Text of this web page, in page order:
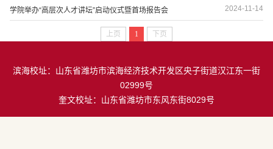
2024-11-14
学院举办“高层次人才讲坛”启动仪式暨首场报告会
上页 1 下页
滨海校址：山东省潍坊市滨海经济技术开发区央子街道汉江东一街
02999号
奎文校址：山东省潍坊市东风东街8029号